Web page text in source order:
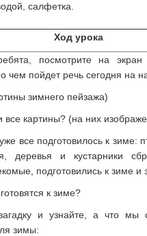
салфетка.
Ход урока
посмотрите на экран
чем пойдет речь сегодня на
зимнего пейзажа)
все картины? (на них
все подготовилось к зиме:
деревья и кустарники
подготовились к зиме и
к зиме?
и узнайте, а что мы
зимы: